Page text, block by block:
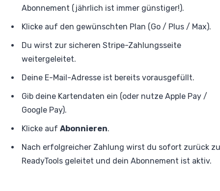
Abonnement (jährlich ist immer günstiger!).
Klicke auf den gewünschten Plan (Go / Plus / Max).
Du wirst zur sicheren Stripe-Zahlungsseite
weitergeleitet.
Deine E-Mail-Adresse ist bereits vorausgefüllt.
Gib deine Kartendaten ein (oder nutze Apple Pay /
Google Pay).
Klicke auf Abonnieren.
Nach erfolgreicher Zahlung wirst du sofort zurück zu
ReadyTools geleitet und dein Abonnement ist aktiv.